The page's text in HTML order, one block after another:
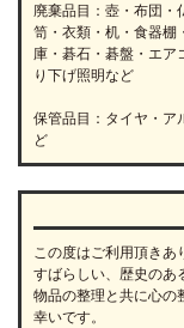
廃棄品目：壺・布団・
笥・衣類・机・食器棚
庫・碁石・碁盤・エア
り下げ照明など
保管品目：タイヤ・ア
ど
この度はご利用頂きあ
すばらしい、歴史のあ
物品の整理と共に心の
幸いです。